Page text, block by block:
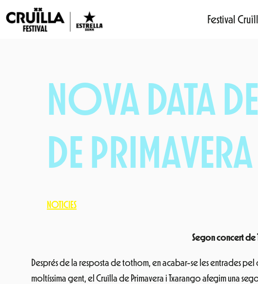
Festival
NOVA DATA
DE PRIMAVERA
NOTICIES
Segon concert de
Després de la resposta de tothom, en acabar-se les entrades
moltíssima gent, el Cruïlla de Primavera i Txarango afegim una